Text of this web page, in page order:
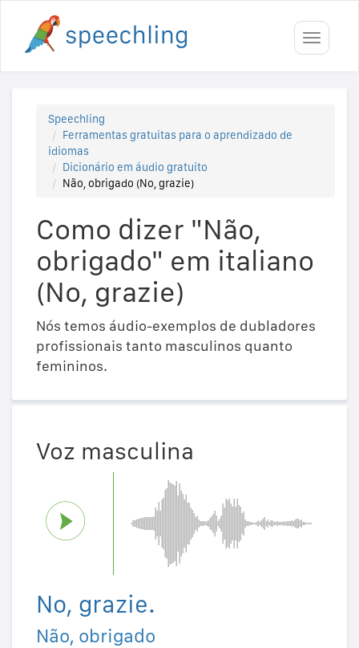
Toggle
Speechling
Ferramentas gratuitas para o aprendizado de
idiomas
Dicionário em áudio gratuito
Não, obrigado (No, grazie)
Como dizer "Não,
obrigado" em italiano
(No, grazie)
Nós temos áudio-exemplos de dubladores
profissionais tanto masculinos quanto
femininos.
Voz masculina
No, grazie.
Não, obrigado